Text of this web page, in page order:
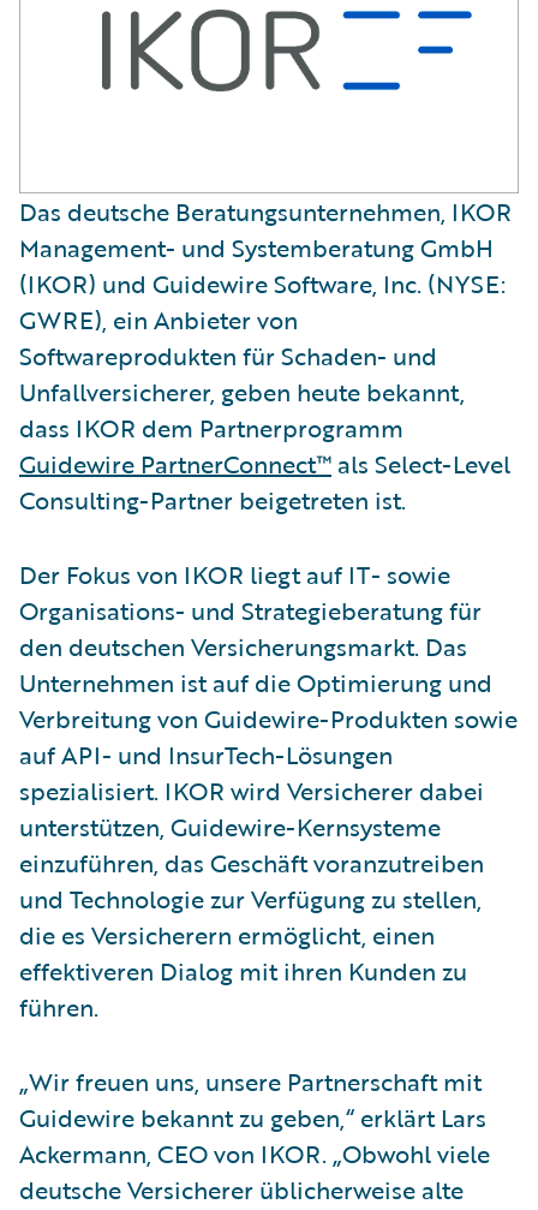
​Das deutsche Beratungsunternehmen, IKOR
Management- und Systemberatung GmbH
(IKOR) und Guidewire Software, Inc. (NYSE:
GWRE), ein Anbieter von
Softwareprodukten für Schaden- und
Unfallversicherer, geben heute bekannt,
dass IKOR dem Partnerprogramm
Guidewire PartnerConnect™ als Select-Level
Consulting-Partner beigetreten ist.
Der Fokus von IKOR liegt auf IT- sowie
Organisations- und Strategieberatung für
den deutschen Versicherungsmarkt. Das
Unternehmen ist auf die Optimierung und
Verbreitung von Guidewire-Produkten sowie
auf API- und InsurTech-Lösungen
spezialisiert. IKOR wird Versicherer dabei
unterstützen, Guidewire-Kernsysteme
einzuführen, das Geschäft voranzutreiben
und Technologie zur Verfügung zu stellen,
die es Versicherern ermöglicht, einen
effektiveren Dialog mit ihren Kunden zu
führen.
„Wir freuen uns, unsere Partnerschaft mit
Guidewire bekannt zu geben,“ erklärt Lars
Ackermann, CEO von IKOR. „Obwohl viele
deutsche Versicherer üblicherweise alte